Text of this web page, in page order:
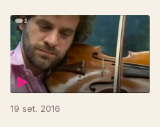
19 set. 2016